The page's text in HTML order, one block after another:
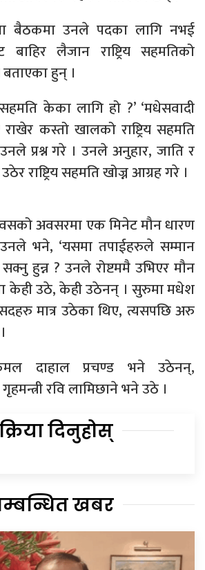
बैठकमा उनले पदका लागि नभई
लैजान राष्ट्रिय सहमतिको
हुन् ।
केका लागि हो ?’ ‘मधेसवादी
कस्तो खालको राष्ट्रिय सहमति
प्रश्न गरे । उनले अनुहार, जाति र
राष्ट्रिय सहमति खोज्न आग्रह गरे ।
अवसरमा एक मिनेट मौन धारण
भने, ‘यसमा तपाईहरुले सम्मान
हुन्न ? उनले रोष्टममै उभिएर मौन
केही उठे, केही उठेनन् । सुरुमा मधेश
मात्र उठेका थिए, त्यसपछि अरु
दाहाल प्रचण्ड भने उठेनन्,
गृहमन्त्री रवि लामिछाने भने उठे ।
दिनुहोस्
खबर